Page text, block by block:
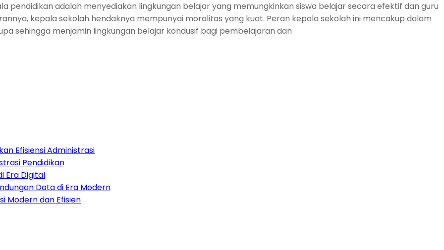
pendidikan adalah menyediakan lingkungan belajar yang memungkinkan siswa belajar secara efektif dan guru
kepala sekolah hendaknya mempunyai moralitas yang kuat. Peran kepala sekolah ini mencakup dalam
sehingga menjamin lingkungan belajar kondusif bagi pembelajaran dan
Efisiensi Administrasi
Pendidikan
Era Digital
Data di Era Modern
Modern dan Efisien